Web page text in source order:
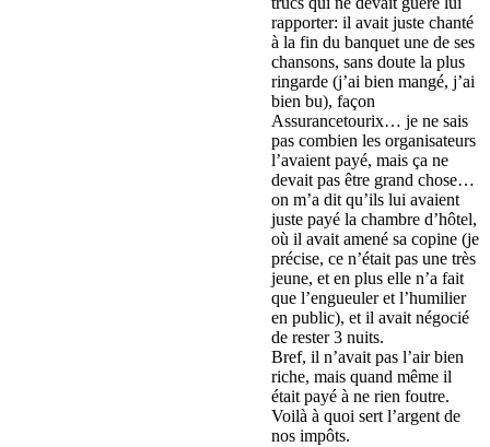
rapporter: il avait juste chanté
à la fin du banquet une de ses
chansons, sans doute la plus
ringarde (j’ai bien mangé, j’ai
bien bu), façon
Assurancetourix… je ne sais
pas combien les organisateurs
l’avaient payé, mais ça ne
devait pas être grand chose…
on m’a dit qu’ils lui avaient
juste payé la chambre d’hôtel,
où il avait amené sa copine (je
précise, ce n’était pas une très
jeune, et en plus elle n’a fait
que l’engueuler et l’humilier
en public), et il avait négocié
de rester 3 nuits.
Bref, il n’avait pas l’air bien
riche, mais quand même il
était payé à ne rien foutre.
Voilà à quoi sert l’argent de
nos impôts.